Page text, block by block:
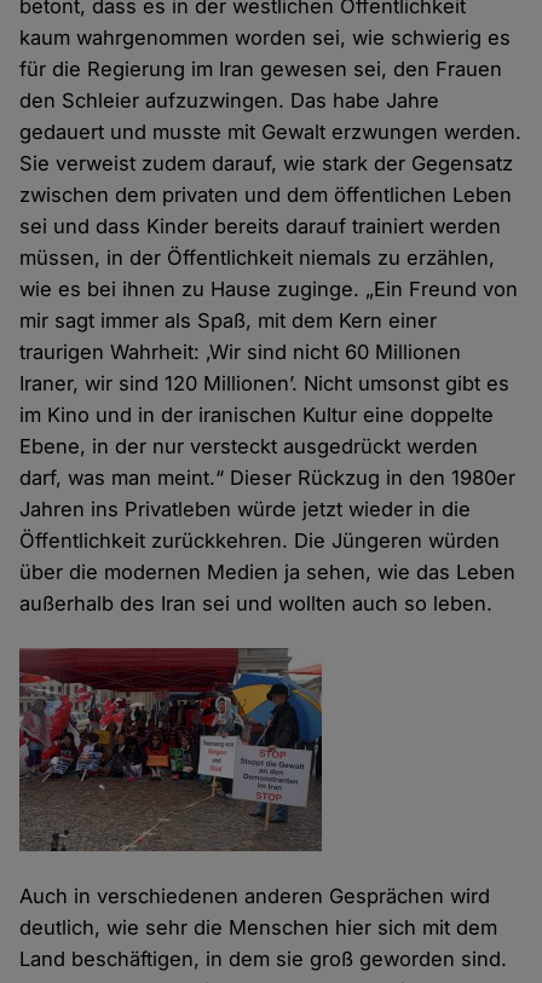
betont, dass es in der westlichen Öffentlichkeit
kaum wahrgenommen worden sei, wie schwierig es
für die Regierung im Iran gewesen sei, den Frauen
den Schleier aufzuzwingen. Das habe Jahre
gedauert und musste mit Gewalt erzwungen werden.
Sie verweist zudem darauf, wie stark der Gegensatz
zwischen dem privaten und dem öffentlichen Leben
sei und dass Kinder bereits darauf trainiert werden
müssen, in der Öffentlichkeit niemals zu erzählen,
wie es bei ihnen zu Hause zuginge. „Ein Freund von
mir sagt immer als Spaß, mit dem Kern einer
traurigen Wahrheit: ‚Wir sind nicht 60 Millionen
Iraner, wir sind 120 Millionen’. Nicht umsonst gibt es
im Kino und in der iranischen Kultur eine doppelte
Ebene, in der nur versteckt ausgedrückt werden
darf, was man meint.“ Dieser Rückzug in den 1980er
Jahren ins Privatleben würde jetzt wieder in die
Öffentlichkeit zurückkehren. Die Jüngeren würden
über die modernen Medien ja sehen, wie das Leben
außerhalb des Iran sei und wollten auch so leben.
Auch in verschiedenen anderen Gesprächen wird
deutlich, wie sehr die Menschen hier sich mit dem
Land beschäftigen, in dem sie groß geworden sind.